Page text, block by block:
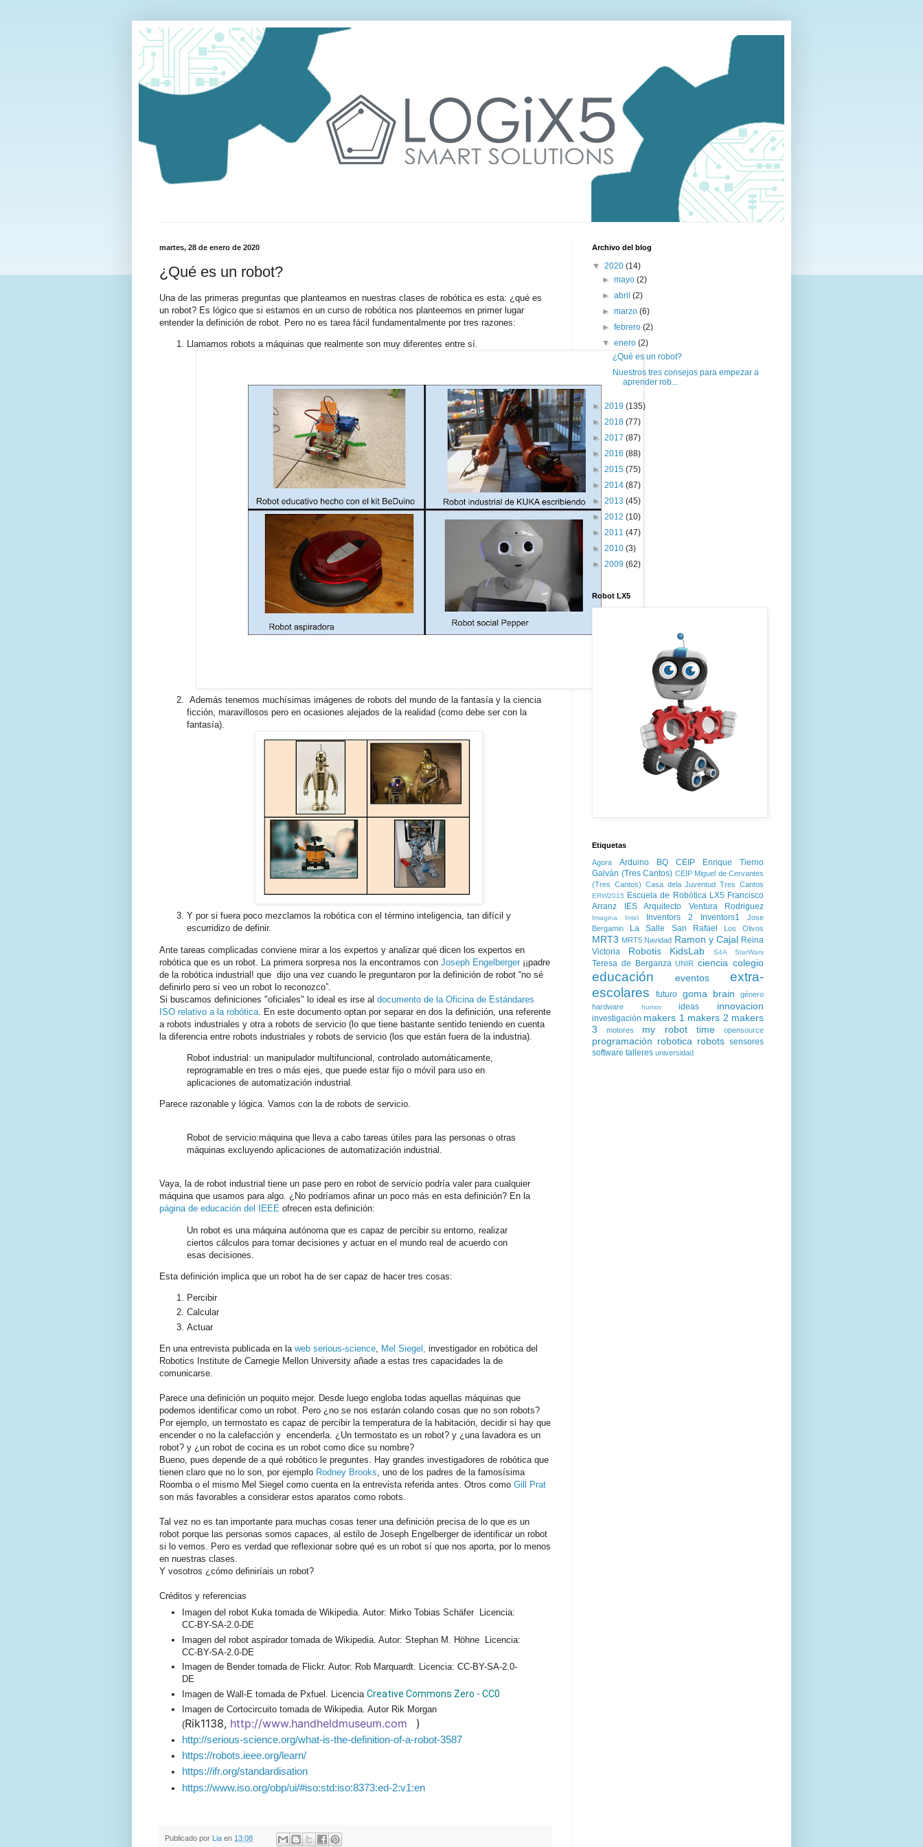
martes, 28 de enero de 2020
¿Qué es un robot?
Una de las primeras preguntas que planteamos en nuestras clases de robótica es esta: ¿qué es
un robot? Es lógico que si estamos en un curso de robótica nos planteemos en primer lugar
entender la definición de robot. Pero no es tarea fácil fundamentalmente por tres razones:
Llamamos robots a máquinas que realmente son muy diferentes entre sí.
Además tenemos muchísimas imágenes de robots del mundo de la fantasía y la ciencia
ficción, maravillosos pero en ocasiones alejados de la realidad (como debe ser con la
fantasía).
Y por si fuera poco mezclamos la robótica con el término inteligencia, tan difícil y
escurridizo de definir.
Ante tareas complicadas conviene mirar a los expertos y analizar qué dicen los expertos en
robótica que es un robot. La primera sorpresa nos la encontramos con Joseph Engelberger ¡¡padre
de la robótica industrial! que dijo una vez cuando le preguntaron por la definición de robot “no sé
definirlo pero si veo un robot lo reconozco”.
Si buscamos definiciones "oficiales" lo ideal es irse al documento de la Oficina de Estándares
ISO relativo a la robótica . En este documento optan por separar en dos la definición, una referente
a robots industriales y otra a robots de servicio (lo que tiene bastante sentido teniendo en cuenta
la diferencia entre robots industriales y robots de servicio (los que están fuera de la industria).
Robot industrial: un manipulador multifuncional, controlado automáticamente,
reprogramable en tres o más ejes, que puede estar fijo o móvil para uso en
aplicaciones de automatización industrial.
Parece razonable y lógica. Vamos con la de robots de servicio.
Robot de servicio:máquina que lleva a cabo tareas útiles para las personas o otras
máquinas excluyendo aplicaciones de automatización industrial.
Vaya, la de robot industrial tiene un pase pero en robot de servicio podría valer para cualquier
máquina que usamos para algo. ¿No podríamos afinar un poco más en esta definición? En la
página de educación del IEEE ofrecen esta definición:
Un robot es una máquina autónoma que es capaz de percibir su entorno, realizar
ciertos cálculos para tomar decisiones y actuar en el mundo real de acuerdo con
esas decisiones.
Esta definición implica que un robot ha de ser capaz de hacer tres cosas:
Percibir
Calcular
Actuar
En una entrevista publicada en la web serious-science Mel Siegel,
investigador en robótica del
Robotics Institute de Carnegie Mellon University añade a estas tres capacidades la de
comunicarse.
Parece una definición un poquito mejor. Desde luego engloba todas aquellas máquinas que
podemos identificar como un robot. Pero ¿no se nos estarán colando cosas que no son robots?
Por ejemplo, un termostato es capaz de percibir la temperatura de la habitación, decidir si hay que
encender o no la calefacción y encenderla. ¿Un termostato es un robot? y ¿una lavadora es un
robot? y ¿un robot de cocina es un robot como dice su nombre?
Bueno, pues depende de a qué robótico le preguntes. Hay grandes investigadores de robótica que
tienen claro que no lo son, por ejemplo Rodney Brooks , uno de los padres de la famosísima
Roomba o el mismo Mel Siegel como cuenta en la entrevista referida antes. Otros como Gill Prat
son más favorables a considerar estos aparatos como robots.
Tal vez no es tan importante para muchas cosas tener una definición precisa de lo que es un
robot porque las personas somos capaces, al estilo de Joseph Engelberger de identificar un robot
si lo vemos. Pero es verdad que reflexionar sobre qué es un robot sí que nos aporta, por lo menos
en nuestras clases.
Y vosotros ¿cómo definiríais un robot?
Créditos y referencias
Imagen del robot Kuka tomada de Wikipedia. Autor: Mirko Tobias Schäfer Licencia:
CC-BY-SA-2.0-DE
Imagen del robot aspirador tomada de Wikipedia. Autor: Stephan M. Höhne Licencia:
CC-BY-SA-2.0-DE
Imagen de Bender tomada de Flickr. Autor: Rob Marquardt. Licencia: CC-BY-SA-2.0-
DE
Imagen de Wall-E tomada de Pxfuel. Licencia Creative Commons Zero - CC0
Imagen de Cortocircuito tomada de Wikipedia. Autor Rik Morgan
(Rik1138, http://www.handheldmuseum.com )
http://serious-science.org/what-is-the-definition-of-a-robot-3587
https://robots.ieee.org/learn/
https://ifr.org/standardisation
https://www.iso.org/obp/ui/#iso:std:iso:8373:ed-2:v1:en
Publicado por Lia en 13:08
Archivo del blog
▼ 2020 (14)
►mayo(2)
►abril(2)
►marzo(6)
►febrero(2)
▼enero(2)
¿Qué es un robot?
Nuestros tres consejos para empezar a
aprender rob...
► 2019 (135)
► 2018 (77)
► 2017 (87)
► 2016 (88)
► 2015 (75)
► 2014 (87)
► 2013 (45)
► 2012 (10)
► 2011 (47)
► 2010 (3)
► 2009 (62)
Robot LX5
Etiquetas
Agora Arduino BQ
CEIP Enrique Tierno
Galván (Tres Cantos) CEIP Miguel de Cervantes
(Tres Cantos) Casa dela Juventud Tres Cantos
ERW2015 Escuela de Robótica LX5 Francisco
Arranz
IES Arquitecto Ventura Rodriguez
Imagina Intel Inventors 2 Inventors1
Jose
Bergamin
La Salle San Rafael Los Olivos
MRT3 MRT5 Navidad Ramon y Cajal Reina
Victoria
Robotis KidsLab S4A StarWars
Teresa de Berganza UNIR ciencia colegio
educación eventos
extra-
escolares
futuro goma brain
género
hardware
humor ideas innovacion
investigación makers 1 makers 2 makers
3
motores my robot time opensource
programación robotica robots sensores
software talleres universidad